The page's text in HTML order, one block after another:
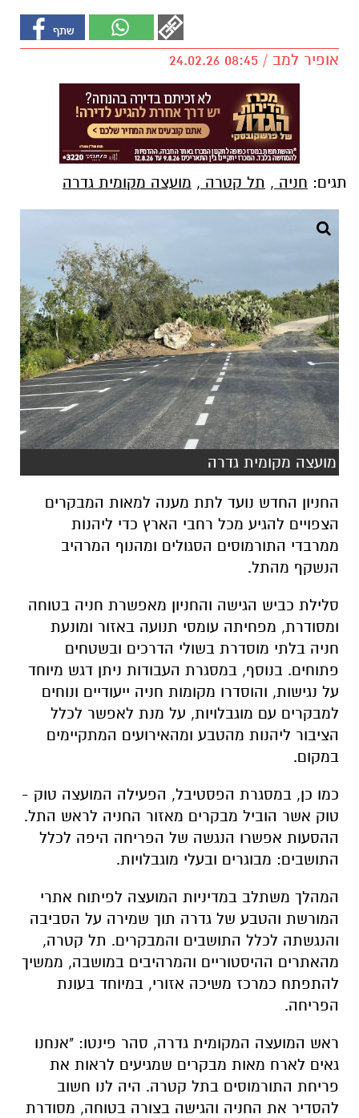
אופיר למב / 08:45 24.02.26
תגים: חניה , תל קטרה , מועצה מקומית גדרה
מועצה מקומית גדרה
החניון החדש נועד לתת מענה למאות המבקרים
הצפויים להגיע מכל רחבי הארץ כדי ליהנות
ממרבדי התורמוסים הסגולים ומהנוף המרהיב
הנשקף מהתל.
סלילת כביש הגישה והחניון מאפשרת חניה בטוחה
ומסודרת, מפחיתה עומסי תנועה באזור ומונעת
חניה בלתי מוסדרת בשולי הדרכים ובשטחים
פתוחים. בנוסף, במסגרת העבודות ניתן דגש מיוחד
על נגישות, והוסדרו מקומות חניה ייעודיים ונוחים
למבקרים עם מוגבלויות, על מנת לאפשר לכלל
הציבור ליהנות מהטבע ומהאירועים המתקיימים
במקום.
כמו כן, במסגרת הפסטיבל, הפעילה המועצה טוק -
טוק אשר הוביל מבקרים מאזור החניה לראש התל.
ההסעות אפשרו הנגשה של הפריחה היפה לכלל
התושבים: מבוגרים ובעלי מוגבלויות.
המהלך משתלב במדיניות המועצה לפיתוח אתרי
המורשת והטבע של גדרה תוך שמירה על הסביבה
והנגשתה לכלל התושבים והמבקרים. תל קטרה,
מהאתרים ההיסטוריים והמרהיבים במושבה, ממשיך
להתפתח כמרכז משיכה אזורי, במיוחד בעונת
הפריחה.
ראש המועצה המקומית גדרה, סהר פינטו: "אנחנו
גאים לארח מאות מבקרים שמגיעים לראות את
פריחת התורמוסים בתל קטרה. היה לנו חשוב
להסדיר את החניה והגישה בצורה בטוחה, מסודרת